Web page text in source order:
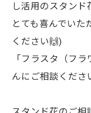
し活用のスタンド
とても喜んでいた
ください🙌)
「フラスタ（フ
んにご相談くださ